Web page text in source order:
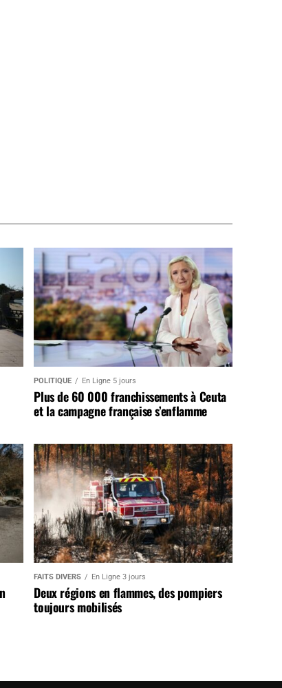
POLITIQUE En Ligne 5 jours
Plus de 60 000 franchissements à Ceuta
et la campagne française s’enflamme
FAITS DIVERS En Ligne 3 jours
Deux régions en flammes, des pompiers
toujours mobilisés